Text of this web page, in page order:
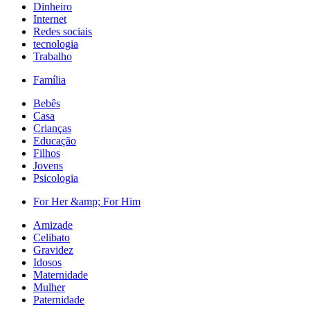
Dinheiro
Internet
Redes sociais
tecnologia
Trabalho
Família
Bebês
Casa
Crianças
Educação
Filhos
Jovens
Psicologia
For Her &amp; For Him
Amizade
Celibato
Gravidez
Idosos
Maternidade
Mulher
Paternidade